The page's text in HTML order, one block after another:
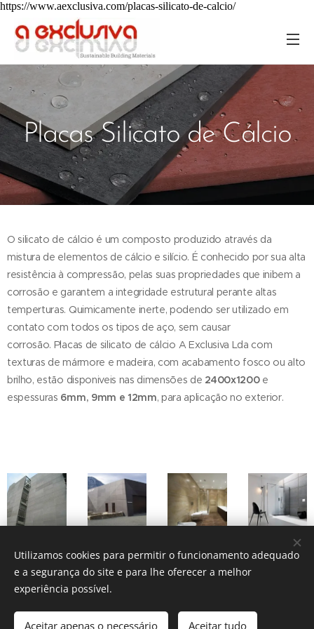
https://www.aexclusiva.com/placas-silicato-de-calcio/
Placas Silicato de Cálcio
O silicato de cálcio é um composto produzido através da
mistura de elementos de cálcio e silício. É conhecido por sua alta
resistência à compressão, pelas suas propriedades que inibem a
corrosão e garantem a integridade estrutural perante altas
temperturas. Quimicamente inerte, podendo ser utilizado em
contato com todos os tipos de aço, sem causar
corrosão. Placas de silicato de cálcio A Exclusiva Lda com
texturas de mármore e madeira, com acabamento fosco ou alto
brilho, estão disponiveis nas dimensões de 2400x1200e
espessuras 6mm, 9mm e 12mm, para aplicação no exterior.
© 2016 A Exclusiva Lda
Utilizamos cookies para permitir o funcionamento adequado
e a segurança do site e para lhe oferecer a melhor
experiência possível.
Aceitar apenas o necessário Aceitar tudo